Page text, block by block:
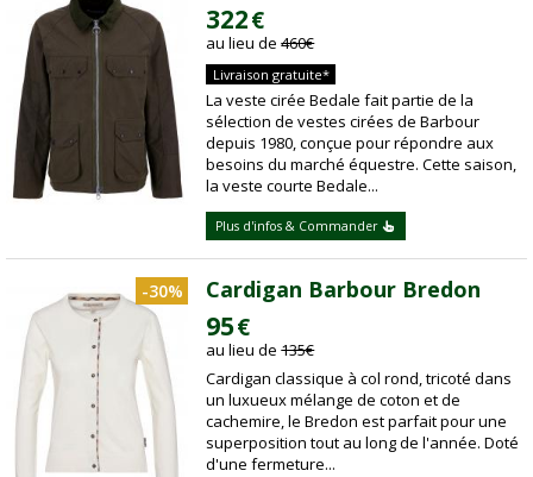
322€
au lieu de460€
Livraison gratuite*
La veste cirée Bedale fait partie de la
sélection de vestes cirées de Barbour
depuis 1980, conçue pour répondre aux
besoins du marché équestre. Cette saison,
la veste courte Bedale...
Plus d'infos & Commander
-30% Cardigan Barbour Bredon
95€
au lieu de135€
Cardigan classique à col rond, tricoté dans
un luxueux mélange de coton et de
cachemire, le Bredon est parfait pour une
superposition tout au long de l'année. Doté
d'une fermeture...